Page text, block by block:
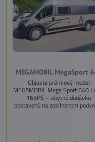
MEGAMOBIL MegaSport
Objavte prémiový model
MEGAMOBIL Mega Sport 640
165PS – obytnú dodávku
postavenú na zosilnenom